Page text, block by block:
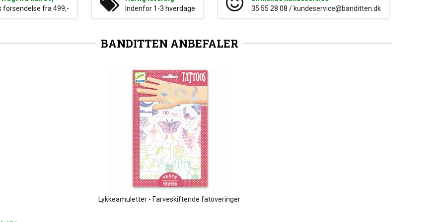
forsendelse fra 499,-
Indenfor 1-3 hverdage
35 55 28 08 / kundeservice@banditten.dk
BANDITTEN ANBEFALER
Lykkeamuletter - Farveskiftende fatoveringer